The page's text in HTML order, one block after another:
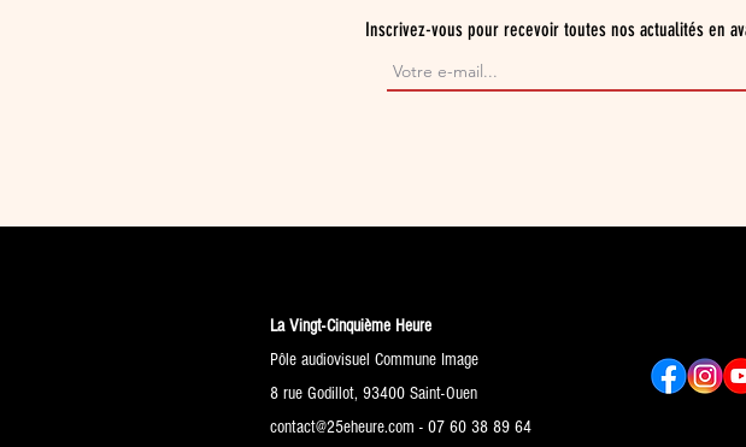
Inscrivez-vous pour recevoir toutes nos actualités en
La Vingt-Cinquième Heure
Pôle audiovisuel Commune Image
8 rue Godillot, 93400 Saint-Ouen​
contact@25eheure.com - 07 60 38 89 64